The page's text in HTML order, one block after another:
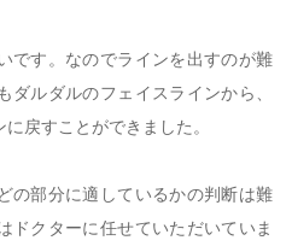
です。なのでラインを出すのが難
ダルダルのフェイスラインから、
戻すことができました。
の部分に適しているかの判断は難
ドクターに任せていただいていま